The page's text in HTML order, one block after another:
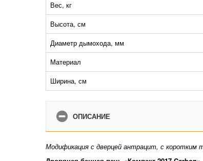
Вес, кг
Высота, см
Диаметр дымохода, мм
Материал
Ширина, см
ОПИСАНИЕ
Модификация с дверцей антрацит, с коротким